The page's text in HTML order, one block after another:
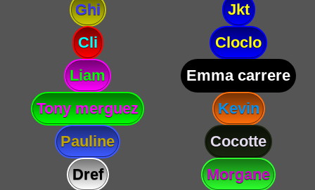
Ghi
Jkt
Cli
Cloclo
Liam
Emma carrere
Tony merguez
Kevin
Pauline
Cocotte
Dref
Morgane